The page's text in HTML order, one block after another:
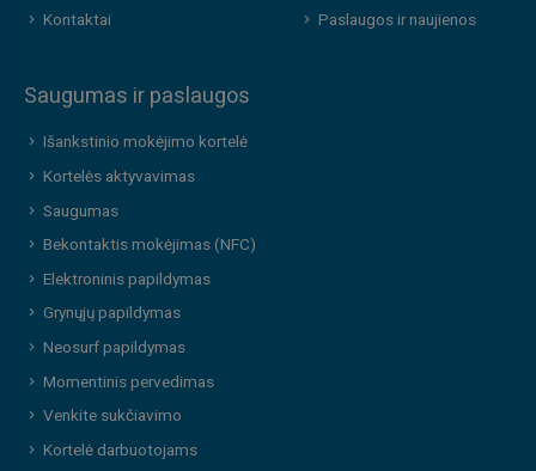
Kontaktai
Paslaugos ir naujienos
Saugumas ir paslaugos
Išankstinio mokėjimo kortelė
Kortelės aktyvavimas
Saugumas
Bekontaktis mokėjimas (NFC)
Elektroninis papildymas
Grynųjų papildymas
Neosurf papildymas
Momentinis pervedimas
Venkite sukčiavimo
Kortelė darbuotojams